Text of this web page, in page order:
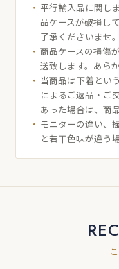
平行輸入品に関し
品ケースが破損し
了承くださいませ。
商品ケースの損傷
送致します。あら
当商品は下着とい
によるご返品・ご
あった場合は、商
モニターの違い、
と若干色味が違う